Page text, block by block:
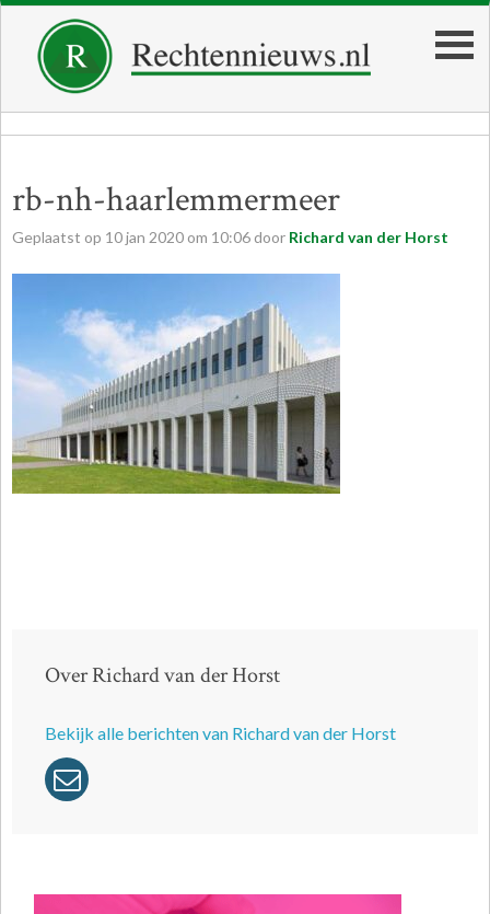
rb-nh-haarlemmermeer
Geplaatst op 10jan 2020 om 10:06 door Richard van der Horst
Over Richard van der Horst
Bekijk alle berichten van Richard van der Horst